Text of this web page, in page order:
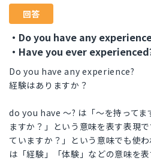
回答
・Do you have any
・Have you ever
Do you have any experience?
経験はありますか？
do you have 〜? は「〜を持ってま
ますか？」という意味を表す表現
ていますか？」という意味でも使
は「経験」「体験」などの意味を表